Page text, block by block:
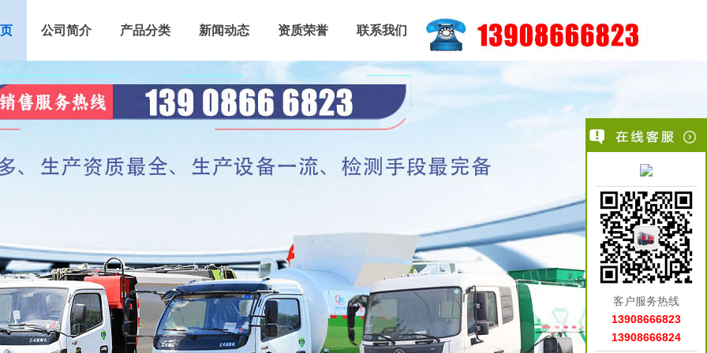
公司简介 产品分类 新闻动态 资质荣誉 联系我们
客户服务热线
13908666823
13908666824